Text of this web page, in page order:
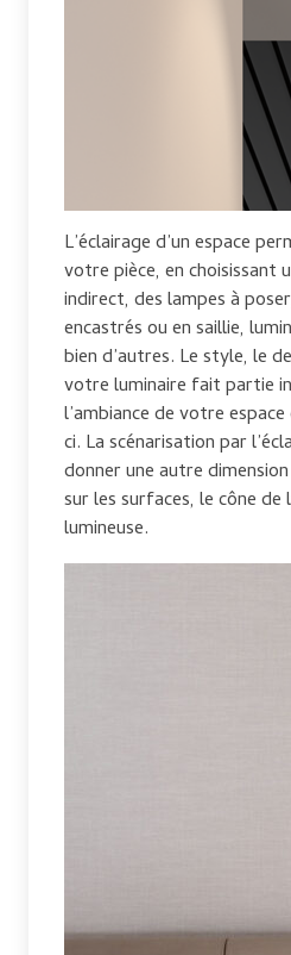
L’éclairage d’un espace
votre pièce, en choisissant
indirect, des lampes à
encastrés ou en saillie,
bien d’autres. Le style, le
votre luminaire fait partie
l’ambiance de votre
ci. La scénarisation par
donner une autre
sur les surfaces, le cône
lumineuse.